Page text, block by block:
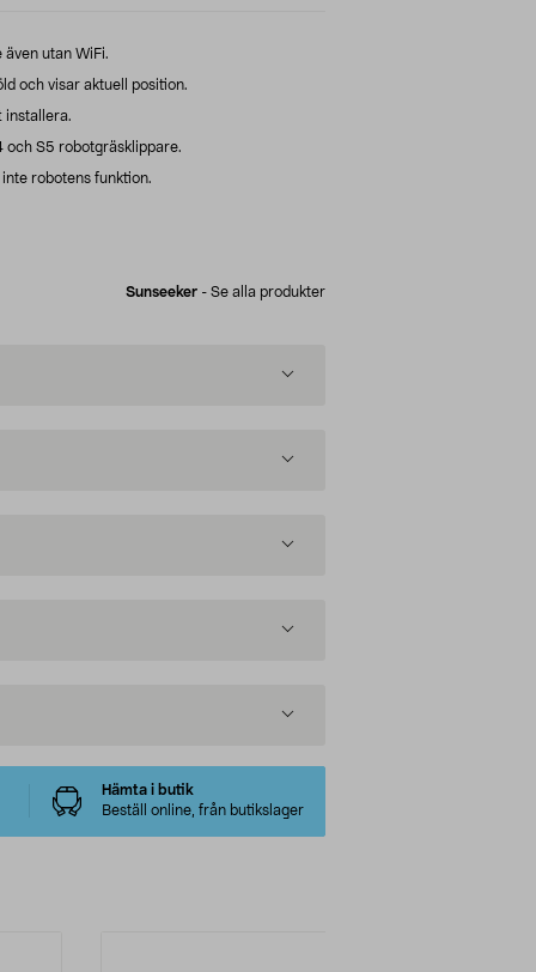
utan WiFi.
och visar aktuell position.
installera.
och S5 robotgräsklippare.
robotens funktion.
Sunseeker - Se alla produkter
Hämta i butik
Beställ online, från butikslager